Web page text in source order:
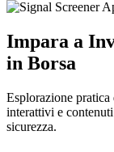
Impara a
in Borsa
Esplorazione
interattivi e
sicurezza.